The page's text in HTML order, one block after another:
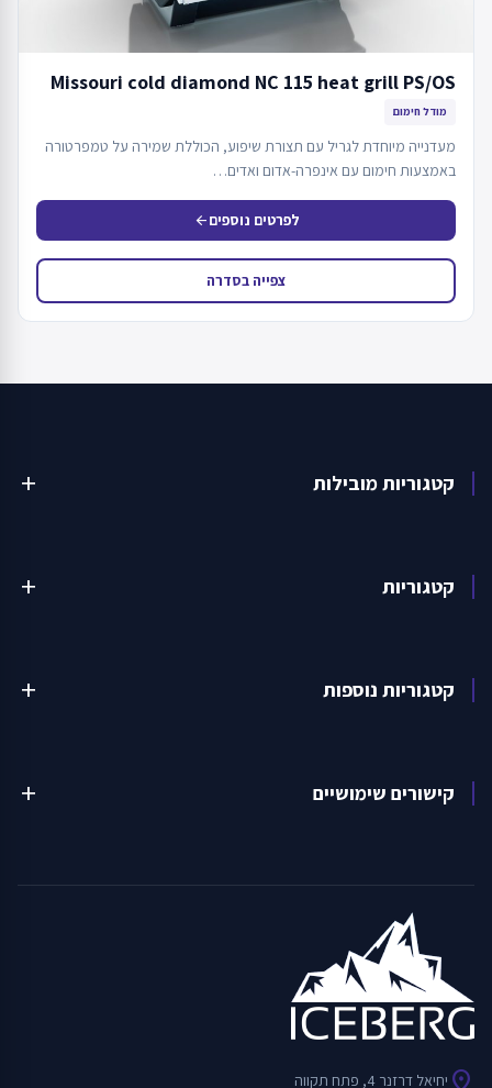
Missouri cold diamond NC 115 heat grill PS/OS
מודל חימום
מעדנייה מיוחדת לגריל עם תצורת שיפוע, הכוללת שמירה על טמפרטורה
באמצעות חימום עם אינפרה-אדום ואדים…
לפרטים נוספיםarrow_back
צפייה בסדרה
קטגוריות מובילות add
קטגוריות add
קטגוריות נוספות add
קישורים שימושיים add
location_on יחיאל דרזנר 4, פתח תקווה